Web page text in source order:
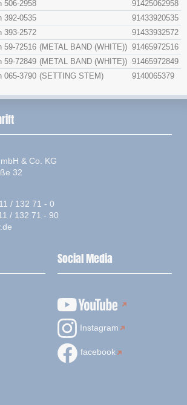
506-2958
91425062958
392-0535
91433920535
393-2572
91433932572
59-72516 (METAL BAND (WHITE)) 91465972516
59-72849 (METAL BAND (WHITE)) 91465972849
065-3790 (SETTING STEM) 9140065379
& Co. KG
32
/ 132 71 - 0
/ 132 71 - 90
Social Media
Instagram
facebook